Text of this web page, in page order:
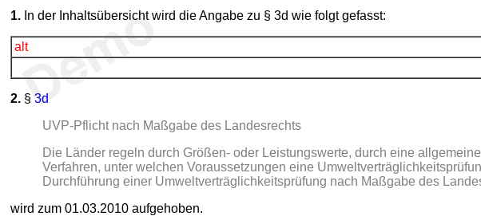
1. In der Inhaltsübersicht wird die Angabe zu § 3d wie folgt gefasst:
alt
2. § 3d
UVP-Pflicht nach Maßgabe des Landesrechts
Die Länder regeln durch Größen- oder Leistungswerte, durch eine
Verfahren, unter welchen Voraussetzungen eine
Durchführung einer Umweltverträglichkeitsprüfung nach Maßgabe des
wird zum 01.03.2010 aufgehoben.